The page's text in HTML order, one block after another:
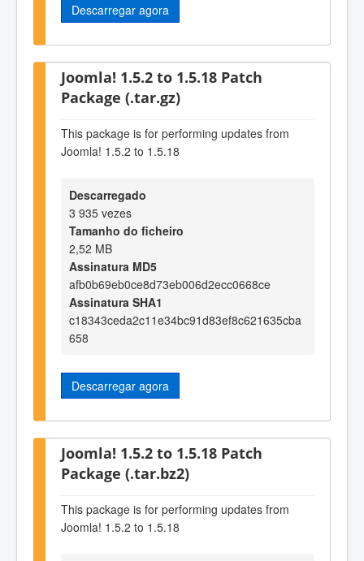
Descarregar agora
Joomla! 1.5.2 to 1.5.18 Patch
Package (.tar.gz)
This package is for performing updates from
Joomla! 1.5.2 to 1.5.18
Descarregado
3 935 vezes
Tamanho do ficheiro
2,52 MB
Assinatura MD5
afb0b69eb0ce8d73eb006d2ecc0668ce
Assinatura SHA1
c18343ceda2c11e34bc91d83ef8c621635cba
658
Descarregar agora
Joomla! 1.5.2 to 1.5.18 Patch
Package (.tar.bz2)
This package is for performing updates from
Joomla! 1.5.2 to 1.5.18